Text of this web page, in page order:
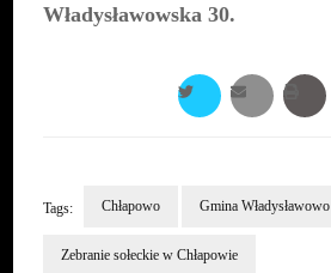
Władysławowska 30.
Tags: Chłapowo Gmina Władysławowo
Zebranie sołeckie w Chłapowie